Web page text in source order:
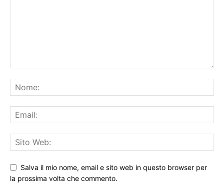
Salva il mio nome, email e sito web in questo browser per
la prossima volta che commento.